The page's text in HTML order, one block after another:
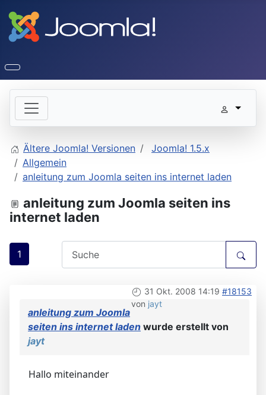
Ältere Joomla! Versionen
Joomla! 1.5.x
Allgemein
anleitung zum Joomla seiten ins internet laden
anleitung zum Joomla seiten ins
internet laden
1
31 Okt. 2008 14:19 #18153
von jayt
anleitung zum Joomla
seiten ins internet laden wurde erstellt von
jayt
Hallo miteinander